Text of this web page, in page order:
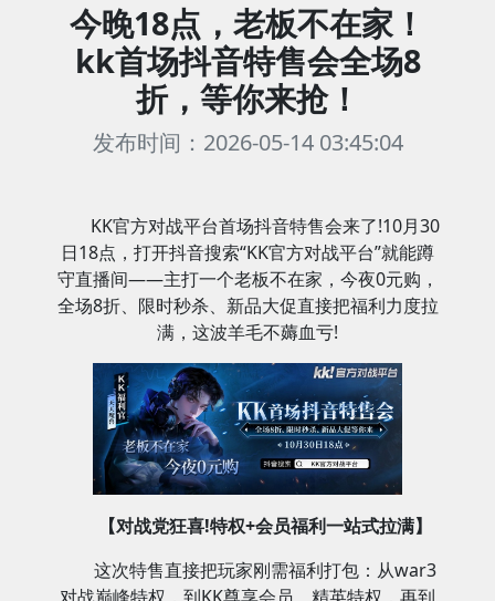
今晚18点，老板不在家！
kk首场抖音特售会全场8
折，等你来抢！​
发布时间：2026-05-14 03:45:04
KK官方对战平台首场抖音特售会来了!10月30
日18点，打开抖音搜索“KK官方对战平台”就能蹲
守直播间——主打一个老板不在家，今夜0元购，
全场8折、限时秒杀、新品大促直接把福利力度拉
满，这波羊毛不薅血亏!
【对战党狂喜!特权+会员福利一站式拉满】
这次特售直接把玩家刚需福利打包：从war3